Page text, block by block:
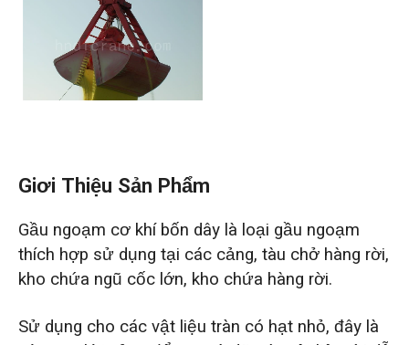
Giơi Thiệu Sản Phẩm
Gầu ngoạm cơ khí bốn dây là loại gầu ngoạm
thích hợp sử dụng tại các cảng, tàu chở hàng rời,
kho chứa ngũ cốc lớn, kho chứa hàng rời.
Sử dụng cho các vật liệu tràn có hạt nhỏ, đây là